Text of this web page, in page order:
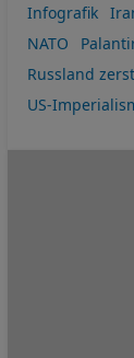
Infografik
NATO
Russland
US-